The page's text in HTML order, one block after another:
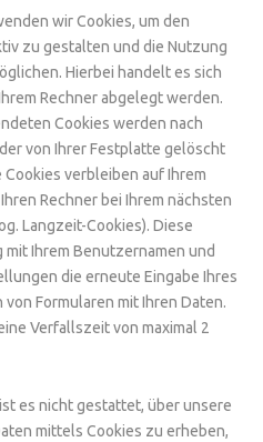
wir Cookies, um den
zu gestalten und die Nutzung
Hierbei handelt es sich
Rechner abgelegt werden.
Cookies werden nach
von Ihrer Festplatte gelöscht
verbleiben auf Ihrem
Rechner bei Ihrem nächsten
Langzeit-Cookies). Diese
Ihrem Benutzernamen und
die erneute Eingabe Ihres
Formularen mit Ihren Daten.
Verfallszeit von maximal 2
es nicht gestattet, über unsere
mittels Cookies zu erheben,